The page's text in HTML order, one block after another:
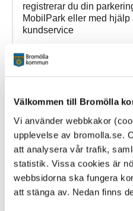
Välkommen till Bromölla
Vi använder webbkakor
upplevelse av bromolla.se.
att analysera vår trafik,
statistik. Vissa cookies är
webbsidorna ska fungera
att stänga av. Nedan finns
registrerar du din
MobilPark eller med hjälp
kundservice
Bromölla Kommun
Edenrydskolans
8 May 2024
Webbsida
Törnsångaren, ska
schemtider iappenIST